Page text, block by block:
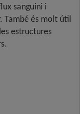
sanguini i
També és molt útil
estructures